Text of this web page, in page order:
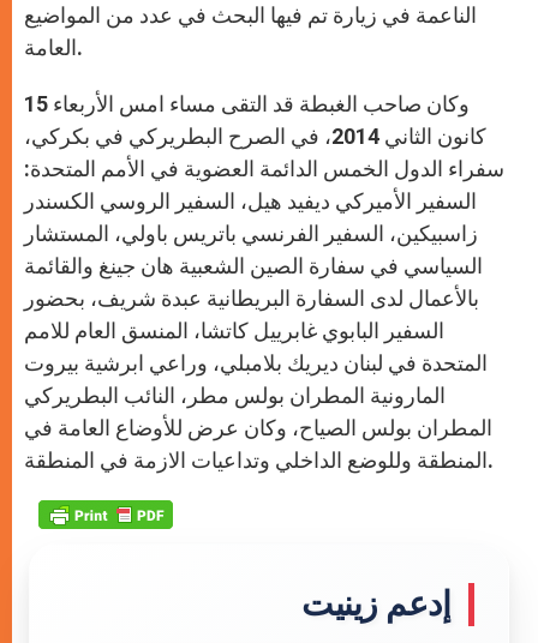
الناعمة في زيارة تم فيها البحث في عدد من المواضيع
العامة.
وكان صاحب الغبطة قد التقى مساء امس الأربعاء 15
كانون الثاني 2014، في الصرح البطريركي في بكركي،
سفراء الدول الخمس الدائمة العضوية في الأمم المتحدة:
السفير الأميركي ديفيد هيل، السفير الروسي الكسندر
زاسبيكين، السفير الفرنسي باتريس باولي، المستشار
السياسي في سفارة الصين الشعبية هان جينغ والقائمة
بالأعمال لدى السفارة البريطانية عبدة شريف، بحضور
السفير البابوي غابرييل كاتشا، المنسق العام للامم
المتحدة في لبنان ديريك بلامبلي، وراعي ابرشية بيروت
المارونية المطران بولس مطر، النائب البطريركي
المطران بولس الصياح، وكان عرض للأوضاع العامة في
المنطقة وللوضع الداخلي وتداعيات الازمة في المنطقة.
إدعم زينيت